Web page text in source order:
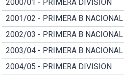
2000/01 - PRIMERA DIVISION
2001/02 - PRIMERA B NACIONAL
2002/03 - PRIMERA B NACIONAL
2003/04 - PRIMERA B NACIONAL
2004/05 - PRIMERA DIVISION